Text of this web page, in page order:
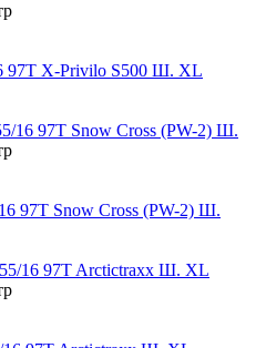
97T X-Privilo S500 Ш. XL
97T Snow Cross (PW-2) Ш.